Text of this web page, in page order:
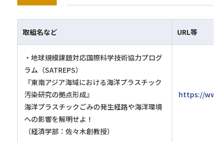
取組名など URL等
・地球規模課題対応国際科学技術協力プログ
ラム（SATREPS）
『東南アジア海域における海洋プラスチック
汚染研究の拠点形成』
海洋プラスチックごみの発生経路や海洋環境
への影響を解明せよ！
（経済学部：佐々木創教授）
https://